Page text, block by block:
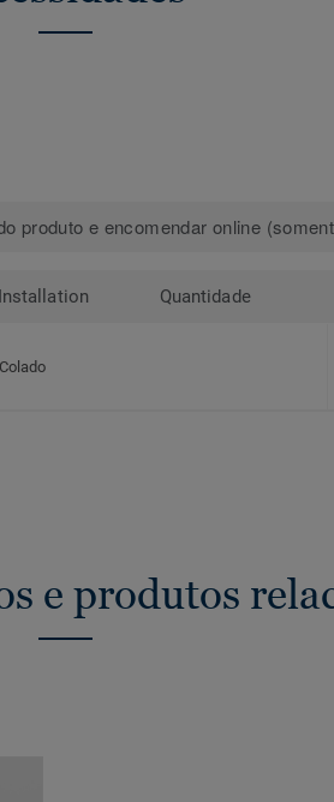
produto e encomendar online
Installation Quantidade
Colado
e produtos